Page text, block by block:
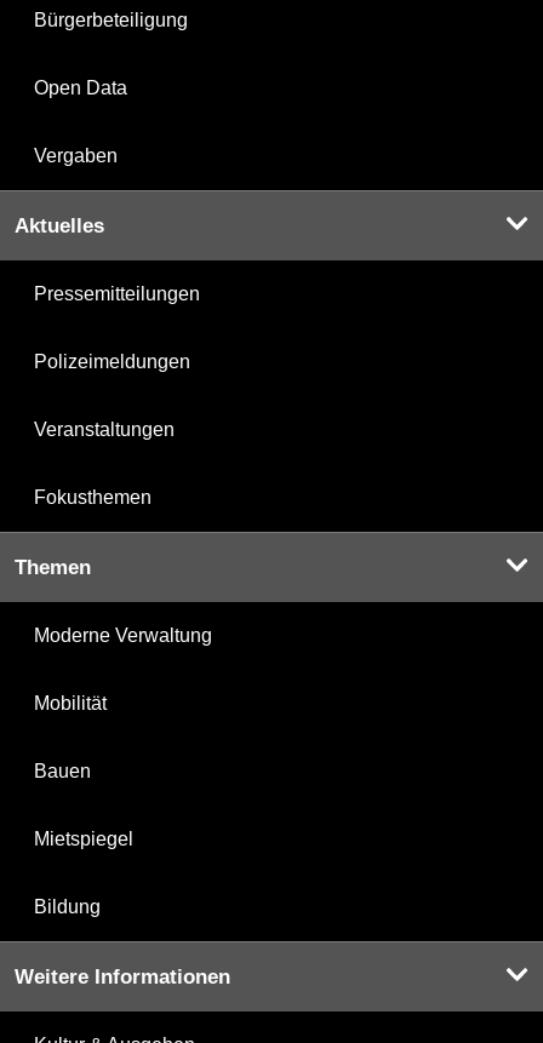
Bürgerbeteiligung
Open Data
Vergaben
Aktuelles
Pressemitteilungen
Polizeimeldungen
Veranstaltungen
Fokusthemen
Themen
Moderne Verwaltung
Mobilität
Bauen
Mietspiegel
Bildung
Weitere Informationen